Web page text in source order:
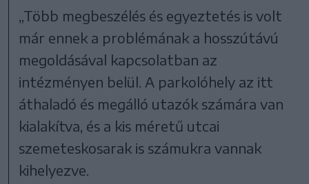
„Több megbeszélés és egyeztetés is volt
már ennek a problémának a hosszútávú
megoldásával kapcsolatban az
intézményen belül. A parkolóhely az itt
áthaladó és megálló utazók számára van
kialakítva, és a kis méretű utcai
szemeteskosarak is számukra vannak
kihelyezve.